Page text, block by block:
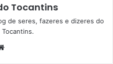
Tocantins
de seres, fazeres e dizeres do